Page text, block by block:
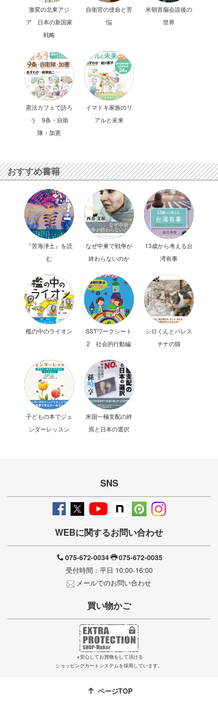
激変の北東アジ
ア 日本の新国家
戦略
自衛官の使命と苦
悩
米朝首脳会談後の
世界
憲法カフェで語ろ
う 9条・自衛
隊・加憲
イマドキ家族のリ
アルと未来
おすすめ書籍
『苦海浄土』を読
む
なぜ中東で戦争が
終わらないのか
13歳から考える台
湾有事
檻の中のライオン
SSTワークシート
2 社会的行動編
シロくんとパレス
チナの猫
子どもの本でジェ
ンダーレッスン
米国一極支配の終
焉と日本の選択
SNS
WEBに関するお問い合わせ
075-672-0034
075-672-0035
受付時間：平日 10:00-16:00
メールでのお問い合わせ
買い物かご
※安心してお買物をして頂ける
ショッピングカートシステムを採用しています。
ページTOP